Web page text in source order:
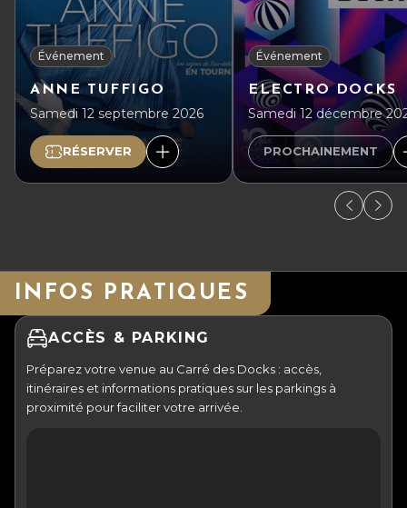
Événement
ANNE TUFFIGO
Samedi 12 septembre 2026
RÉSERVER
Événement
ELECTRO DOCKS
Samedi 12 décembre
PROCHAINEMENT
INFOS PRATIQUES
ACCÈS & PARKING
Préparez votre venue au Carré des Docks : accès,
itinéraires et informations pratiques sur les parkings à
proximité pour faciliter votre arrivée.